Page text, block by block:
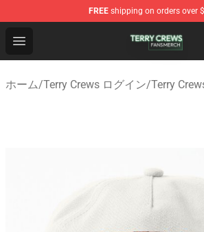
FREE shipping on orders over
Open menu
Terry Crews Shop - Official Terry
ホーム/Terry Crews ログイン/Terry